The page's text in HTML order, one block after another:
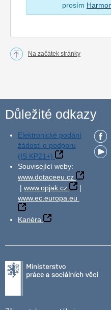
prosím
Na začátek stránky
Důležité odkazy
Elektronické podání
žádosti o podporu
(IS KP21+)
Související weby:
www.dotaceeu.cz
| www.opjak.cz
|
www.ec.europa.eu
Kariéra